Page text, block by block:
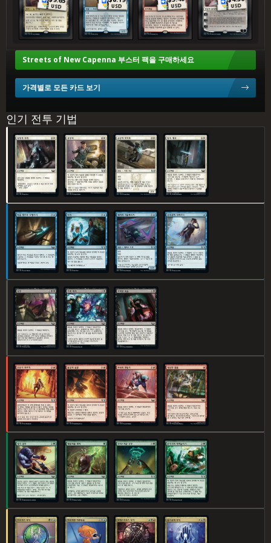
USD USD USD USD
Streets of New Capenna 부스터 팩을 구매하세요
가격별로 모든 카드 보기
인기 전투 기법
절명의 사격 결정타 급강하 보호자 힘의 계시
마을 밖으로 도망치기비켜 페어리 기물파괴자 감쪽같이 사라지다
살인 거래 파기 꾸며낸 죽음
전문가 부르기 불길의 숨결 화내게 만들기 대담한 탈출
내기 결투 패밀리를 위해 사치스러운 신주 문지기의 때려눕히기
브로커즈 부적 이국적인 애완동물 마에스트로스 부적 옵스큐라 부적